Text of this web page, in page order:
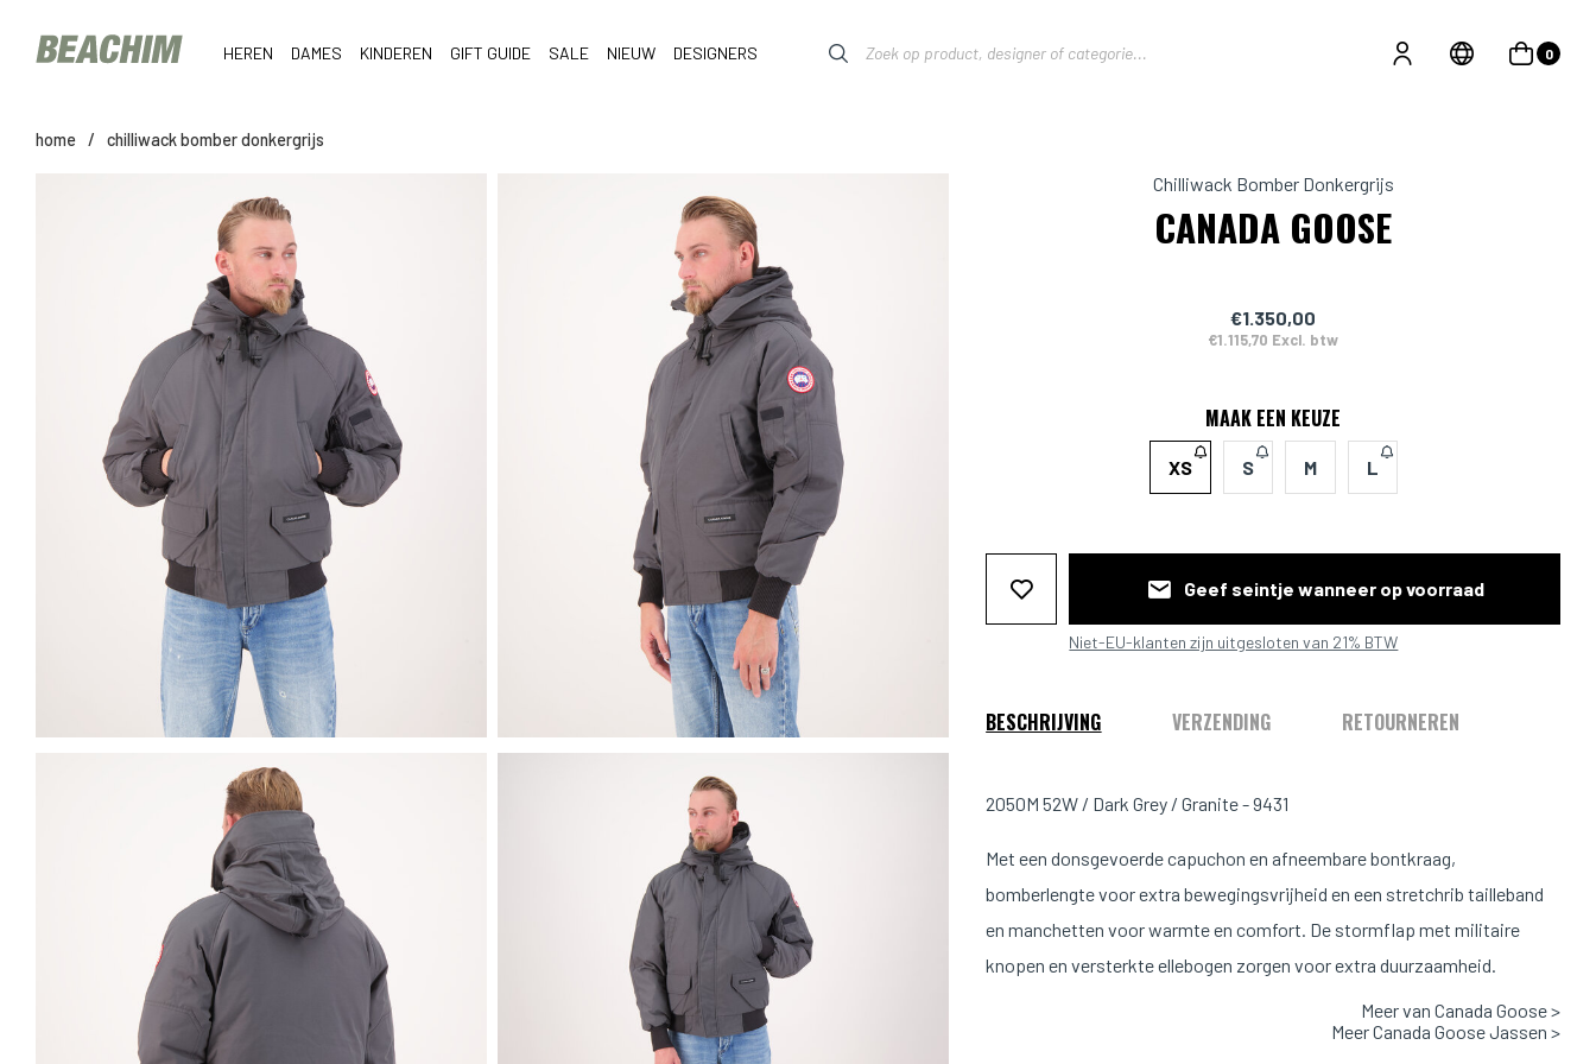
HEREN DAMES KINDEREN GIFT GUIDE SALE NIEUW DESIGNERS 0
home / chilliwack bomber donkergrijs
Chilliwack Bomber Donkergrijs
CANADA GOOSE
€1.350,00
€1.115,70 Excl. btw
MAAK EEN KEUZE
XS S M L
Geef seintje wanneer op voorraad
Niet-EU-klanten zijn uitgesloten van 21% BTW
BESCHRIJVING VERZENDING RETOURNEREN
2050M 52W / Dark Grey / Granite - 9431
Met een donsgevoerde capuchon en afneembare bontkraag,
bomberlengte voor extra bewegingsvrijheid en een stretchrib tailleband
en manchetten voor warmte en comfort. De stormflap met militaire
knopen en versterkte ellebogen zorgen voor extra duurzaamheid.
Deze jas is donsgevoerd, waterafstotend en heeft prestatie-index 3,
Meer van Canada Goose >
Meer Canada Goose Jassen >